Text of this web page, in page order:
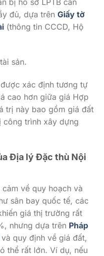
đủ, dựa trên Giấy tờ
(thông tin CCCD, Hộ
sản.
được xác định tương tự
cao hơn giữa giá Hợp
trị này bao gồm giá đất
công trình xây dựng
Địa lý Đặc thù Nội
về quy hoạch và
sân bay quốc tế, các
giá thị trường rất
nhưng dựa trên Pháp
quy định về giá đất,
thể rất lớn. Ví dụ, nếu